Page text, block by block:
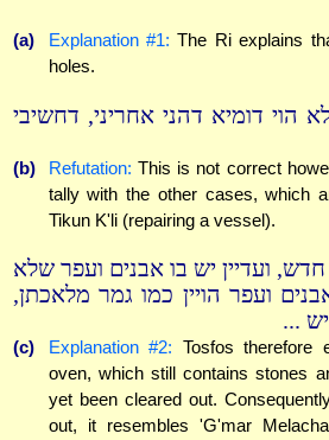
(a) Explanation #1: The Ri explains
holes.
הוי דומיא דהני אחריני, דחשיבי
(b) Refutation: This is not correct
tally with the other cases, which
Tikun K'li (repairing a vessel).
חדש, ועדיין יש בו אבנים ועפר שלא
ועפר הויין כמו גמר מלאכתן,
...
(c) Explanation #2: Tosfos therefore
oven, which still contains stones
yet been cleared out.
out, it resembles 'G'mar